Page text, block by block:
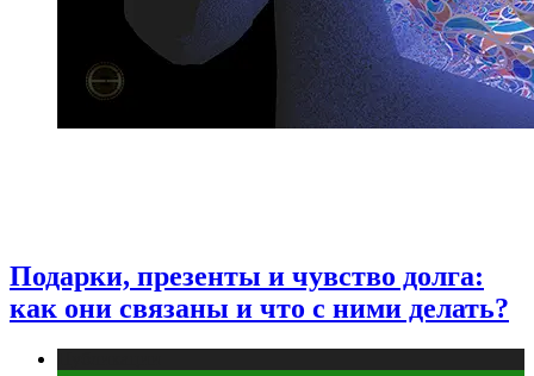
Подарки, презенты и чувство долга:
как они связаны и что с ними делать?